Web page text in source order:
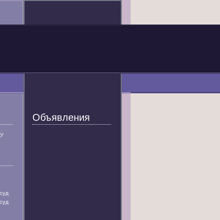
Объявления